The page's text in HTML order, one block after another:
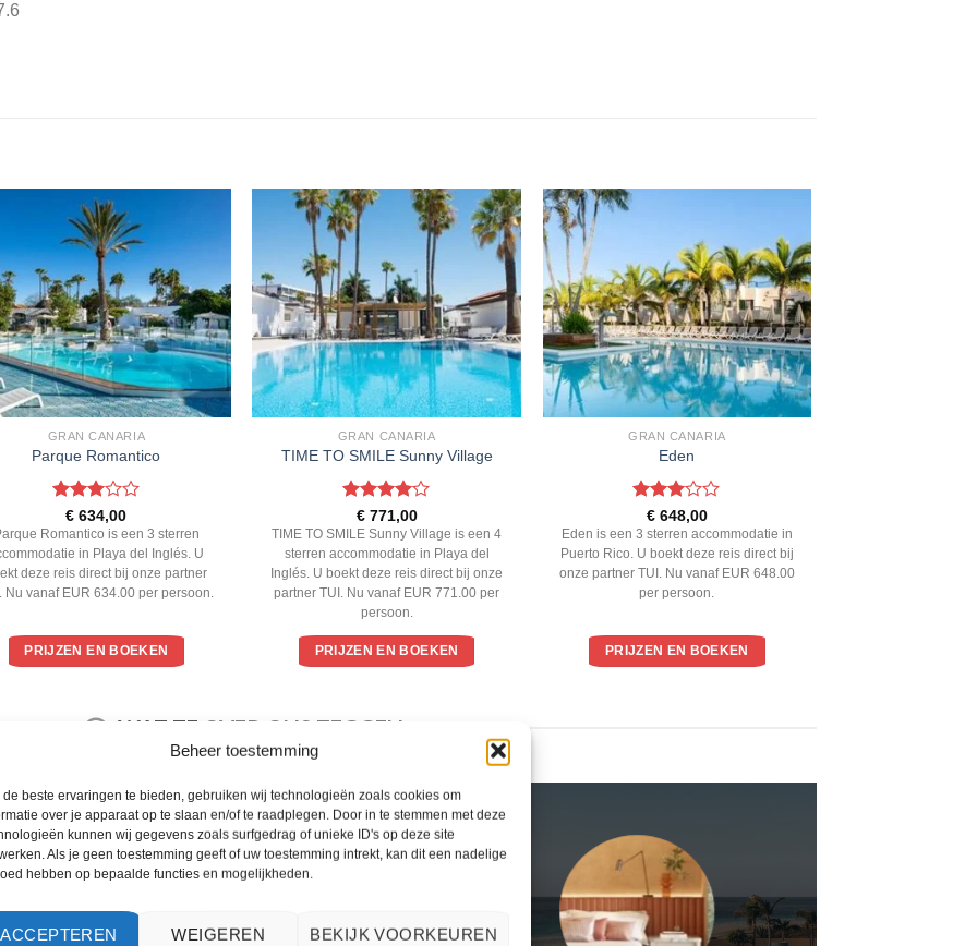
Beheer toestemming
de beste ervaringen te bieden, gebruiken wij technologieën zoals cookies om
over je apparaat op te slaan en/of te raadplegen. Door in te stemmen met deze
kunnen wij gegevens zoals surfgedrag of unieke ID's op deze site
Als je geen toestemming geeft of uw toestemming intrekt, kan dit een nadelige
hebben op bepaalde functies en mogelijkheden.
ACCEPTEREN WEIGEREN BEKIJK VOORKEUREN
GRAN CANARIA
Parque Romantico
Gewaardeerd
3uit 5
€ 634,00
Romantico is een 3 sterren
in Playa del Inglés. U
deze reis direct bij onze partner
Nu vanaf EUR 634.00 per persoon.
PRIJZEN EN BOEKEN
GRAN CANARIA
TIME TO SMILE Sunny Village
Gewaardeerd
4 uit 5
€771,00
TIME TO SMILE Sunny Village is een 4
sterren accommodatie in Playa del
Inglés. U boekt deze reis direct bij onze
partner TUI. Nu vanaf EUR 771.00 per
persoon.
PRIJZEN EN BOEKEN
GRAN CANARIA
Eden
Gewaardeerd
3uit 5
€648,00
Eden is een 3 sterren accommodatie in
Puerto Rico. U boekt deze reis direct bij
onze partner TUI. Nu vanaf EUR 648.00
per persoon.
PRIJZEN EN BOEKEN
WAT ZE OVER ONS ZEGGEN